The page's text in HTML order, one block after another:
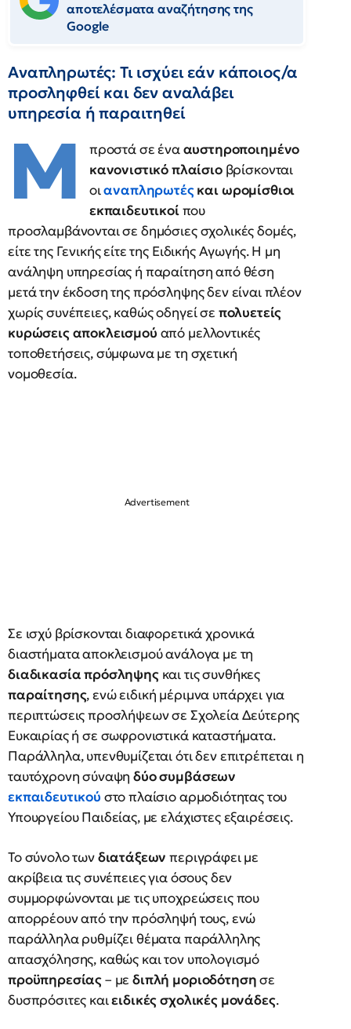
αποτελέσματα αναζήτησης της
Google
Αναπληρωτές: Τι ισχύει εάν κάποιος/α
προσληφθεί και δεν αναλάβει
υπηρεσία ή παραιτηθεί
Μ προστά σε ένααυστηροποιημένο
κανονιστικό πλαίσιοβρίσκονται
οιαναπληρωτέςκαι ωρομίσθιοι
εκπαιδευτικοίπου
προσλαμβάνονται σε δημόσιες σχολικές δομές,
είτε της Γενικής είτε της Ειδικής Αγωγής. Η μη
ανάληψη υπηρεσίας ή παραίτηση από θέση
μετά την έκδοση της πρόσληψης δεν είναι πλέον
χωρίς συνέπειες, καθώς οδηγεί σε πολυετείς
κυρώσεις αποκλεισμού από μελλοντικές
τοποθετήσεις, σύμφωνα με τη σχετική
νομοθεσία.
Σε ισχύ βρίσκονται διαφορετικά χρονικά
διαστήματα αποκλεισμού ανάλογα με τη
διαδικασία πρόσληψηςκαι τις συνθήκες
παραίτησης, ενώ ειδική μέριμνα υπάρχει για
περιπτώσεις προσλήψεων σε Σχολεία Δεύτερης
Ευκαιρίας ή σε σωφρονιστικά καταστήματα.
Παράλληλα, υπενθυμίζεται ότι δεν επιτρέπεται η
ταυτόχρονη σύναψη δύο συμβάσεων
εκπαιδευτικού στο πλαίσιο αρμοδιότητας του
Υπουργείου Παιδείας, με ελάχιστες εξαιρέσεις.
Το σύνολο τωνδιατάξεωνπεριγράφει με
ακρίβεια τις συνέπειες για όσους δεν
συμμορφώνονται με τις υποχρεώσεις που
απορρέουν από την πρόσληψή τους, ενώ
παράλληλα ρυθμίζει θέματα παράλληλης
απασχόλησης, καθώς και τον υπολογισμό
προϋπηρεσίας– με διπλή μοριοδότησησε
δυσπρόσιτες καιειδικές σχολικές μονάδες.